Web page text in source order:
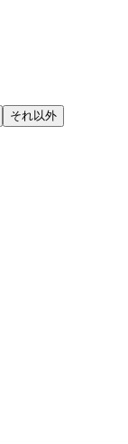
それ以外